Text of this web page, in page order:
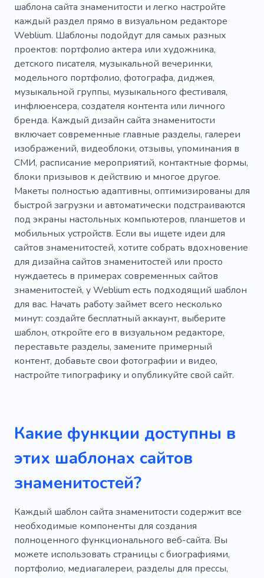
Сольфеджио
Наушники
Музыкальный бизнес
Музыкальная комедия
Философские песни
Пение
Актер
Действующий
Фильм
Удивительный
Отличный
Популярный
Уникальный
Крутой
Мобильный
SEO
Творческий
Простой
Информативный
Netflix
Свободное падение
Писарь
Литье
Любительский
Шоурил
Голос к фильму
Люди театра
Драма
Сказки
Семья Площадка
Релакс
Фестиваль
Громкий
Счастливый
Вечеринка
Диско
Клуб
Удовольствие
Миксер
Пушка
Холод Припев
Тусовка
Съемки для рекламы
Спектакль
Стрельба
Татуировка
Инструмент
Слушатель
Аудио
Музыкант
Гитара Галерея
Холост
Видео
Список воспроизведения
шаблона сайта знаменитости и легко настройте
каждый раздел прямо в визуальном редакторе
Weblium. Шаблоны подойдут для самых разных
проектов: портфолио актера или художника,
детского писателя, музыкальной вечеринки,
модельного портфолио, фотографа, диджея,
музыкальной группы, музыкального фестиваля,
инфлюенсера, создателя контента или личного
бренда. Каждый дизайн сайта знаменитости
включает современные главные разделы, галереи
изображений, видеоблоки, отзывы, упоминания в
СМИ, расписание мероприятий, контактные формы,
блоки призывов к действию и многое другое.
Макеты полностью адаптивны, оптимизированы для
быстрой загрузки и автоматически подстраиваются
под экраны настольных компьютеров, планшетов и
мобильных устройств. Если вы ищете идеи для
сайтов знаменитостей, хотите собрать вдохновение
для дизайна сайтов знаменитостей или просто
нуждаетесь в примерах современных сайтов
знаменитостей, у Weblium есть подходящий шаблон
для вас. Начать работу займет всего несколько
минут: создайте бесплатный аккаунт, выберите
шаблон, откройте его в визуальном редакторе,
переставьте разделы, замените примерный
контент, добавьте свои фотографии и видео,
настройте типографику и опубликуйте свой сайт.
Какие функции доступны в
этих шаблонах сайтов
знаменитостей?
Каждый шаблон сайта знаменитости содержит все
необходимые компоненты для создания
полноценного функционального веб-сайта. Вы
можете использовать страницы с биографиями,
портфолио, медиагалереи, разделы для прессы,